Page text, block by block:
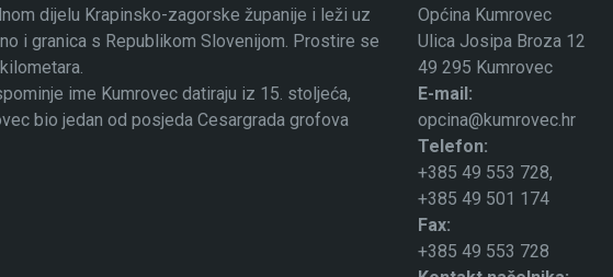
dijelu Krapinsko-zagorske županije i leži uz
i granica s Republikom Slovenijom. Prostire se
ime Kumrovec datiraju iz 15. stoljeća,
bio jedan od posjeda Cesargrada grofova
Općina Kumrovec
Ulica Josipa Broza 12
49 295 Kumrovec
E-mail:
opcina@kumrovec.hr
Telefon:
+385 49 553 728,
+385 49 501 174
Fax:
+385 49 553 728